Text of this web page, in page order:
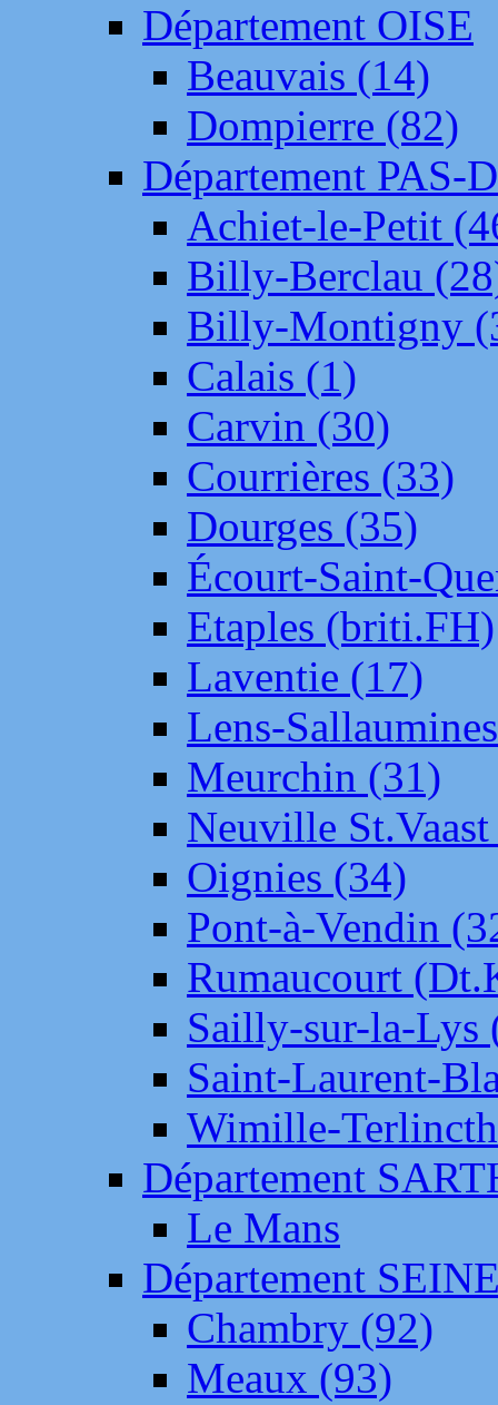
Département OISE
Beauvais (14)
Dompierre (82)
Département PAS-
Achiet-le-Petit
Billy-Berclau
Billy-Montigny
Calais (1)
Carvin (30)
Courrières (33)
Dourges (35)
Écourt-Saint-
Etaples (briti.FH)
Laventie (17)
Lens-
Meurchin (31)
Neuville
Oignies (34)
Pont-à-Vendin
Rumaucourt
Sailly-sur-la-Lys
Saint-Laurent-
Wimille-
Département
Le Mans
Département
Chambry (92)
Meaux (93)